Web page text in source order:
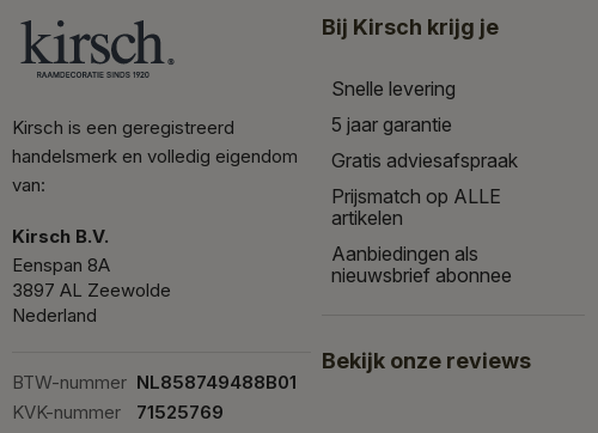
Kirsch is een geregistreerd
handelsmerk en volledig eigendom
van:
Kirsch B.V.
Eenspan 8A
3897 AL Zeewolde
Nederland
BTW-nummer NL858749488B01
KVK-nummer
71525769
Bij Kirsch krijg je
Snelle levering
5 jaar garantie
Gratis adviesafspraak
Prijsmatch op ALLE
artikelen
Aanbiedingen als
nieuwsbrief abonnee
Bekijk onze reviews